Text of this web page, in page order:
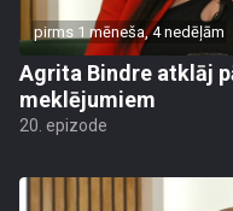
pirms 1 mēneša, 4 nedēļām
Agrita Bindre atklāj
meklējumiem
20. epizode